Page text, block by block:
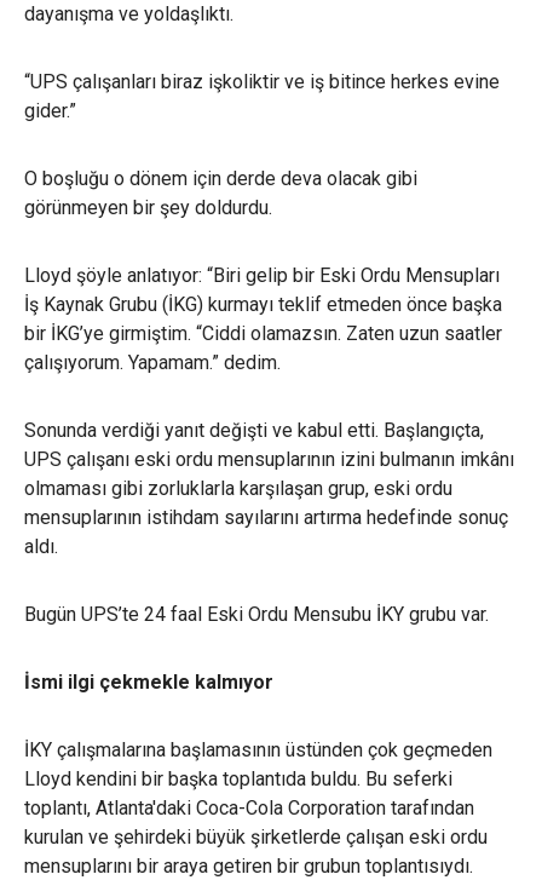
dayanışma ve yoldaşlıktı.
“UPS çalışanları biraz işkoliktir ve iş bitince herkes evine
gider.”
O boşluğu o dönem için derde deva olacak gibi
görünmeyen bir şey doldurdu.
Lloyd şöyle anlatıyor: “Biri gelip bir Eski Ordu Mensupları
İş Kaynak Grubu (İKG) kurmayı teklif etmeden önce başka
bir İKG’ye girmiştim. “Ciddi olamazsın. Zaten uzun saatler
çalışıyorum. Yapamam.” dedim.
Sonunda verdiği yanıt değişti ve kabul etti. Başlangıçta,
UPS çalışanı eski ordu mensuplarının izini bulmanın imkânı
olmaması gibi zorluklarla karşılaşan grup, eski ordu
mensuplarının istihdam sayılarını artırma hedefinde sonuç
aldı.
Bugün UPS’te 24 faal Eski Ordu Mensubu İKY grubu var.
İsmi ilgi çekmekle kalmıyor
İKY çalışmalarına başlamasının üstünden çok geçmeden
Lloyd kendini bir başka toplantıda buldu. Bu seferki
toplantı, Atlanta'daki Coca-Cola Corporation tarafından
kurulan ve şehirdeki büyük şirketlerde çalışan eski ordu
mensuplarını bir araya getiren bir grubun toplantısıydı.